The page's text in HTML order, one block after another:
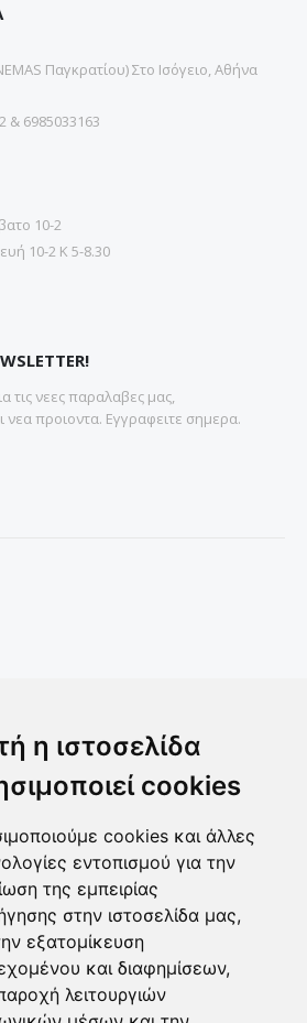
η ιστοσελίδα
cookies
cookies και άλλες
εντοπισμού για την
της εμπειρίας
στην ιστοσελίδα μας,
εξατομίκευση
και διαφημίσεων,
λειτουργιών
Παγκρατίου) Στο Ισόγειο, Αθήνα
& 6985033163
10-2
10-2 Κ 5-8.30
τις νεες παραλαβες μας,
προιοντα. Εγγραφειτε σημερα.